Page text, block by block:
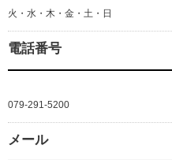
火・水・木・金・土・日
電話番号
079-291-5200
メール